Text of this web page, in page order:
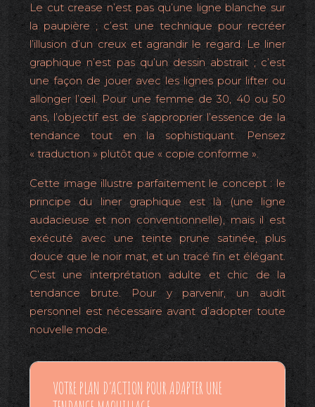
Le cut crease n’est pas qu’une ligne blanche sur
la paupière ; c’est une technique pour recréer
l’illusion d’un creux et agrandir le regard. Le liner
graphique n’est pas qu’un dessin abstrait ; c’est
une façon de jouer avec les lignes pour lifter ou
allonger l’œil. Pour une femme de 30, 40 ou 50
ans, l’objectif est de s’approprier l’essence de la
tendance tout en la sophistiquant. Pensez
« traduction » plutôt que « copie conforme ».
Cette image illustre parfaitement le concept : le
principe du liner graphique est là (une ligne
audacieuse et non conventionnelle), mais il est
exécuté avec une teinte prune satinée, plus
douce que le noir mat, et un tracé fin et élégant.
C’est une interprétation adulte et chic de la
tendance brute. Pour y parvenir, un audit
personnel est nécessaire avant d’adopter toute
nouvelle mode.
VOTRE PLAN D’ACTION POUR ADAPTER UNE